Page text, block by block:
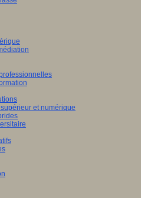
et numérique